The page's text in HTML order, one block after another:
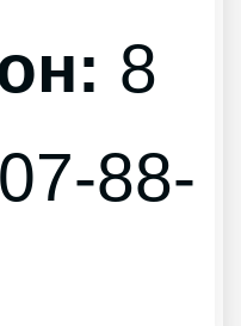
8
88-